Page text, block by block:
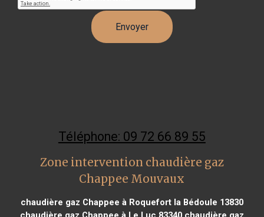
Téléphone: 09 72 66 89 55
Zone intervention chaudière gaz
Chappee Mouvaux
chaudière gaz Chappee à Roquefort la Bédoule 13830